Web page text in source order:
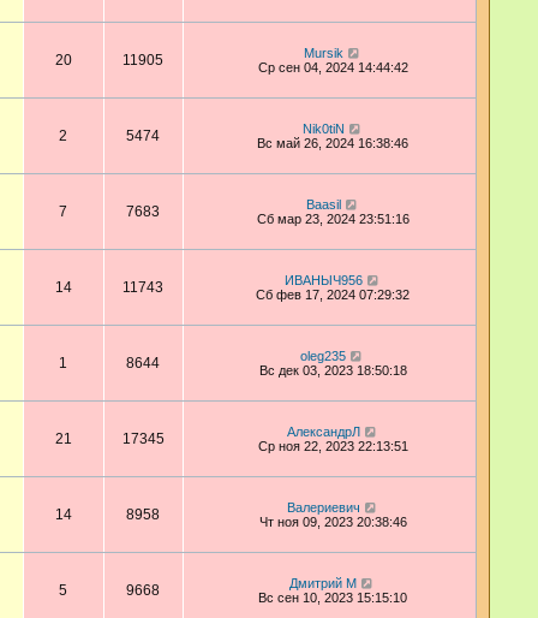
20 11905
Mursik
Ср сен 04, 2024 14:44:42
2 5474
Nik0tiN
Вс май 26, 2024 16:38:46
7 7683
Baasil
Сб мар 23, 2024 23:51:16
14 11743
ИВАНЫЧ956
Сб фев 17, 2024 07:29:32
1 8644
oleg235
Вс дек 03, 2023 18:50:18
21 17345
АлександрЛ
Ср ноя 22, 2023 22:13:51
14 8958
Валериевич
Чт ноя 09, 2023 20:38:46
5 9668
Дмитрий М
Вс сен 10, 2023 15:15:10